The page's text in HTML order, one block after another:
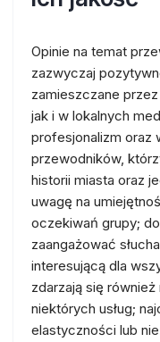
Opinie na temat
zazwyczaj
zamieszczane
jak i w lokalnych
profesjonalizm oraz
przewodników,
historii miasta oraz
uwagę na
oczekiwań grupy;
zaangażować
interesującą dla
zdarzają się
niektórych usług;
elastyczności lub